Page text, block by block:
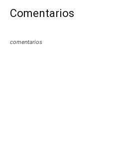
Comentarios
comentarios